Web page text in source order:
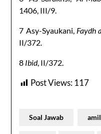
1406, III/9.
7 Asy-Syaukani, Faydh
II/372.
8 Ibid, II/372.
Post Views:117
Soal Jawab amil